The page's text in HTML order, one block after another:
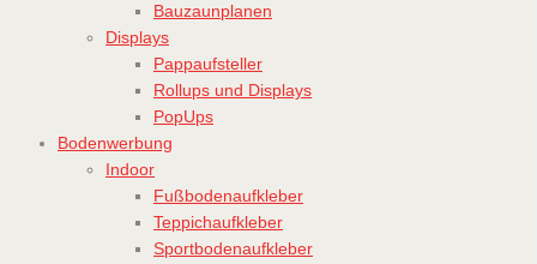
Bauzaunplanen
Displays
Pappaufsteller
Rollups und Displays
PopUps
Bodenwerbung
Indoor
Fußbodenaufkleber
Teppichaufkleber
Sportbodenaufkleber